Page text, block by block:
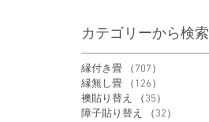
カテゴリーから検索
縁付き畳 （707）
縁無し畳
（126）
襖貼り替え
（35）
障子貼り替え
（32）